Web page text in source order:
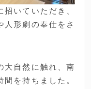
いていただき、
人形劇の奉仕をさ
大自然に触れ、南
を持ちました。